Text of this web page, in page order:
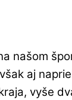
našom
aj
vyše